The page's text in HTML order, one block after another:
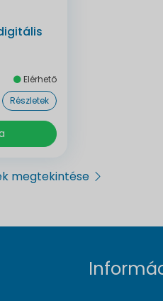
Elérhető
Részletek
megtekintése